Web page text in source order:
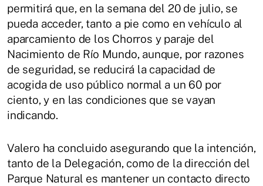
permitirá que, en la semana del 20 de julio, se
pueda acceder, tanto a pie como en vehículo al
aparcamiento de los Chorros y paraje del
Nacimiento de Río Mundo, aunque, por razones
de seguridad, se reducirá la capacidad de
acogida de uso público normal a un 60 por
ciento, y en las condiciones que se vayan
indicando.
Valero ha concluido asegurando que la intención,
tanto de la Delegación, como de la dirección del
Parque Natural es mantener un contacto directo